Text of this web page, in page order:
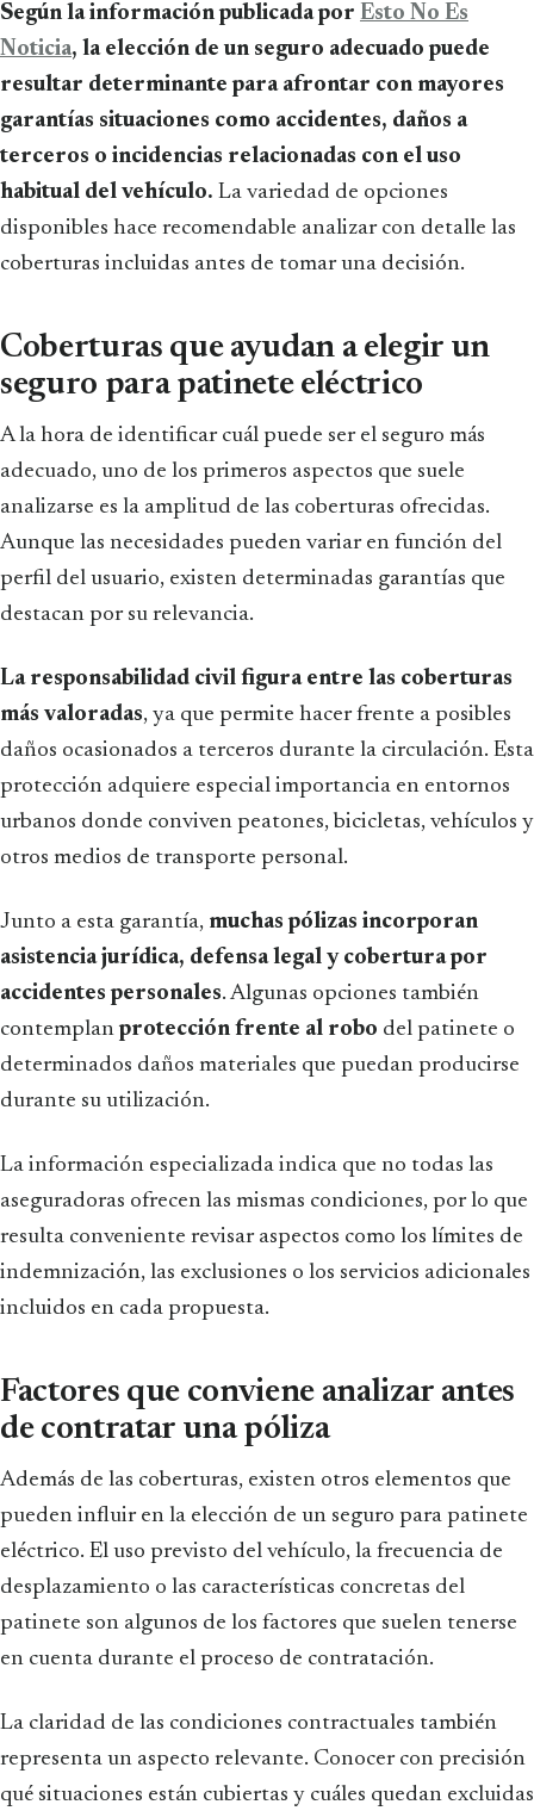
Según la información publicada por Esto No Es
Noticia, la elección de un seguro adecuado puede
resultar determinante para afrontar con mayores
garantías situaciones como accidentes, daños a
terceros o incidencias relacionadas con el uso
habitual del vehículo. La variedad de opciones
disponibles hace recomendable analizar con detalle las
coberturas incluidas antes de tomar una decisión.
Coberturas que ayudan a elegir un
seguro para patinete eléctrico
A la hora de identificar cuál puede ser el seguro más
adecuado, uno de los primeros aspectos que suele
analizarse es la amplitud de las coberturas ofrecidas.
Aunque las necesidades pueden variar en función del
perfil del usuario, existen determinadas garantías que
destacan por su relevancia.
La responsabilidad civil figura entre las coberturas
más valoradas, ya que permite hacer frente a posibles
daños ocasionados a terceros durante la circulación. Esta
protección adquiere especial importancia en entornos
urbanos donde conviven peatones, bicicletas, vehículos y
otros medios de transporte personal.
Junto a esta garantía, muchas pólizas incorporan
asistencia jurídica, defensa legal y cobertura por
accidentes personales. Algunas opciones también
contemplanprotección frente al robo del patinete o
determinados daños materiales que puedan producirse
durante su utilización.
La información especializada indica que no todas las
aseguradoras ofrecen las mismas condiciones, por lo que
resulta conveniente revisar aspectos como los límites de
indemnización, las exclusiones o los servicios adicionales
incluidos en cada propuesta.
Factores que conviene analizar antes
de contratar una póliza
Además de las coberturas, existen otros elementos que
pueden influir en la elección de un seguro para patinete
eléctrico. El uso previsto del vehículo, la frecuencia de
desplazamiento o las características concretas del
patinete son algunos de los factores que suelen tenerse
en cuenta durante el proceso de contratación.
La claridad de las condiciones contractuales también
representa un aspecto relevante. Conocer con precisión
qué situaciones están cubiertas y cuáles quedan excluidas